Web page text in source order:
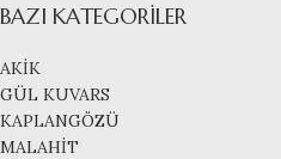
BAZI KATEGORILER
AKİK
GÜL KUVARS
KAPLANGÖZÜ
MALAHİT